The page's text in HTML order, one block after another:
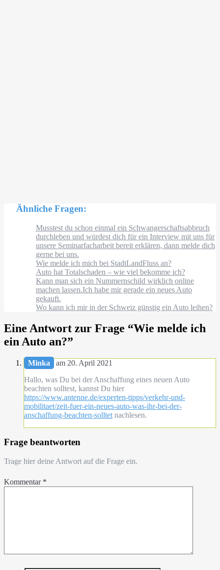
Ähnliche Fragen:
Musstest du schon einmal ein Schwangerschaftsabbruch
durchleben und würdest dich für ein Interview mit uns für
unsere Seminarfacharbeit bereit erklären, dann melde dich
gerne bei uns.
Wie melde ich mich bei StadtLandFluss an?
Auto hat Totalschaden – wie viel bekomme ich?
Kann man sich ein Nummernschild wirklich online
machen lassen.Ich habe mir gerade ein neues Auto
gekauft.
Wo kann ich mir in der Schweiz günstig ein Auto leihen?
Eine Antwort zur Frage “Wie melde ich
ein Auto an?”
Minka
am 20. April 2021
Hallo, was Du bei der Anschaffung eines neuen Auto
beachten solltest, kannst Du hier
https://www.antenne.de/experten-tipps/verkehr-und-
mobilitaet/zeit-fuer-ein-neues-auto-was-ihr-bei-der-
anschaffung-beachten-solltet nachlesen.
Frage beantworten
Trage hier deine Antwort auf die Frage ein.
Kommentar *